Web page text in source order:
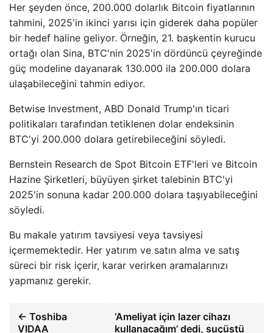
Her şeyden önce, 200.000 dolarlık Bitcoin fiyatlarının
tahmini, 2025'in ikinci yarısı için giderek daha popüler
bir hedef haline geliyor. Örneğin, 21. başkentin kurucu
ortağı olan Sina, BTC'nin 2025'in dördüncü çeyreğinde
güç modeline dayanarak 130.000 ila 200.000 dolara
ulaşabileceğini tahmin ediyor.
Betwise Investment, ABD Donald Trump'ın ticari
politikaları tarafından tetiklenen dolar endeksinin
BTC'yi 200.000 dolara getirebileceğini söyledi.
Bernstein Research de Spot Bitcoin ETF'leri ve Bitcoin
Hazine Şirketleri, büyüyen şirket talebinin BTC'yi
2025'in sonuna kadar 200.000 dolara taşıyabileceğini
söyledi.
Bu makale yatırım tavsiyesi veya tavsiyesi
içermemektedir. Her yatırım ve satın alma ve satış
süreci bir risk içerir, karar verirken aramalarınızı
yapmanız gerekir.
← Toshiba
VIDAA
‘Ameliyat için lazer cihazı
kullanacağım’ dedi, suçüstü